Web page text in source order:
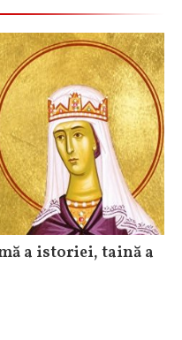
a istoriei, taină a